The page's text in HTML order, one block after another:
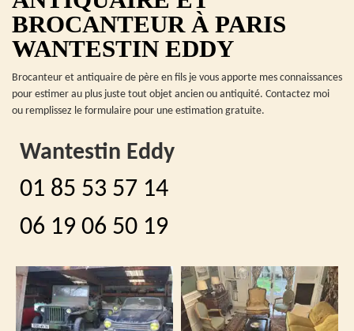
BROCANTEUR À PARIS
WANTESTIN EDDY
Brocanteur et antiquaire de père en fils je vous apporte mes connaissances
pour estimer au plus juste tout objet ancien ou antiquité. Contactez moi
ou remplissez le formulaire pour une estimation gratuite.
Wantestin Eddy
01 85 53 57 14
06 19 06 50 19